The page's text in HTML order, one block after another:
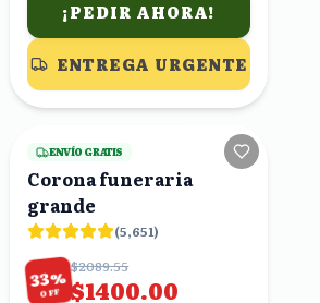
¡PEDIR AHORA!
ENTREGA URGENTE
23viendo
ENVÍO GRATIS
Corona funeraria
grande
(5,651)
33%
OFF
$2089.55
$1400.00